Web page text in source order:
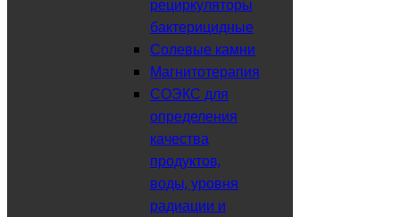
рециркуляторы
бактерицидные
Солевые камни
Магнитотерапия
СОЭКС для
определения
качества
продуктов,
воды, уровня
радиации и